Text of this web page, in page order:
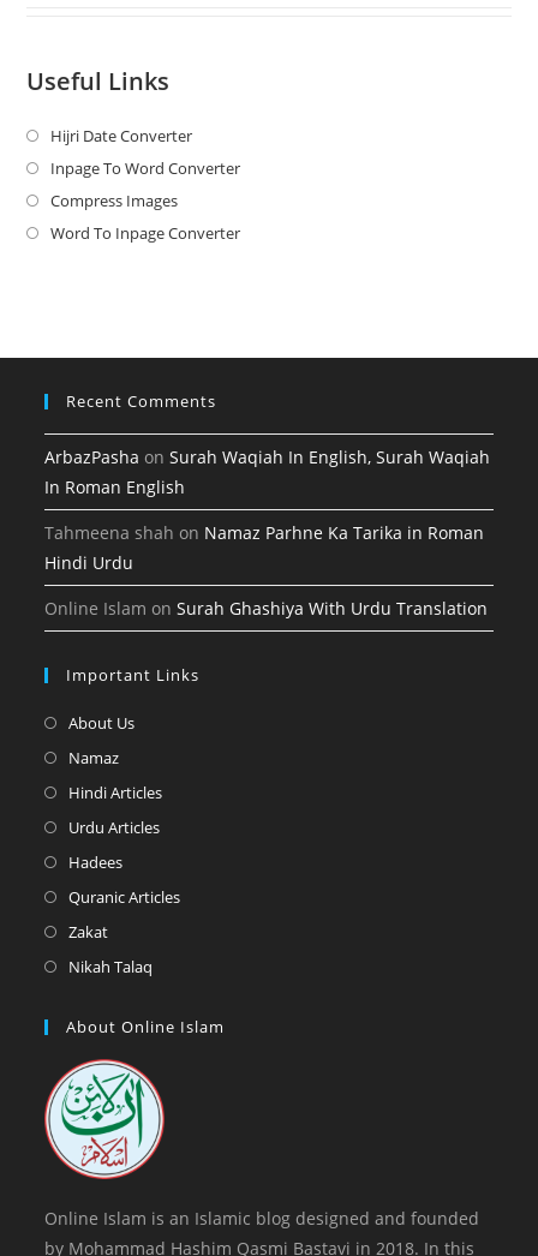
Useful Links
Hijri Date ConverterOpens
in
new
Inpage To Word ConverterOpens
a
Compress ImagesOpens
in
Word To Inpage ConverterOpens
tab
Recent Comments
ArbazPasha onSurah Waqiah In English, Surah Waqiah
In Roman English
Tahmeena shah on Namaz Parhne Ka Tarika in Roman
Hindi Urdu
Online Islam onSurah Ghashiya With Urdu Translation
Important Links
About UsOpens
tab
NamazOpens
in
tab
Hindi ArticlesOpens
tab
Urdu ArticlesOpens
HadeesOpens
in
tab
Quranic ArticlesOpens
ZakatOpens
in
new
Nikah Talaq
a
tab
About Online Islam
Online Islam is an Islamic blog designed and founded
by Mohammad Hashim Qasmi Bastavi in 2018. In this